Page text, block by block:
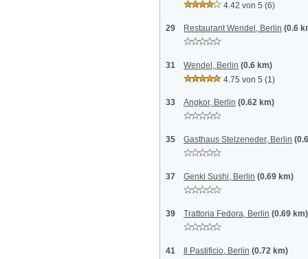
4.42 von 5 (6)
29 Restaurant Wendel, Berlin (0.6
31 Wendel, Berlin (0.6 km)
4.75 von 5 (1)
33 Angkor, Berlin (0.62 km)
35 Gasthaus Stelzeneder, Berlin
37 Genki Sushi, Berlin (0.69 km)
39 Trattoria Fedora, Berlin (0.69 km)
41 Il Pastificio, Berlin (0.72 km)